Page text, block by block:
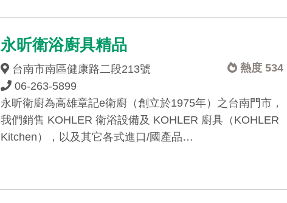
永昕衛浴廚具精品
熱度 534
台南市南區健康路二段213號
06-263-5899
永昕衛廚為高雄章記e衛廚（創立於1975年）之台南門市，
我們銷售 KOHLER 衛浴設備及 KOHLER 廚具（KOHLER
Kitchen），以及其它各式進口/國產品…